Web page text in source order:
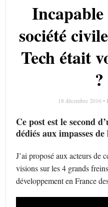
société
Tech était
18 décembre 2016 •
Ce post est le second
dédiés aux impasses
J’ai proposé aux acteurs de
visions sur les 4 grands
développement en France